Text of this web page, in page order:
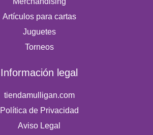
Artículos para cartas
Juguetes
Torneos
Información legal
tiendamulligan.com
Política de Privacidad
Aviso Legal